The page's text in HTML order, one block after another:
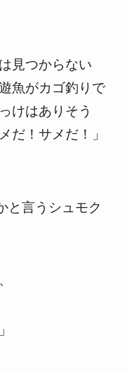
見つからない
魚がカゴ釣りで
けはありそう
だ！サメだ！」
と言うシュモク